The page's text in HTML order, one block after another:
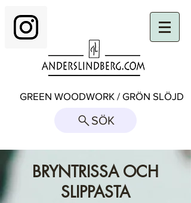
GREEN WOODWORK / GRÖN SLÖJD
SÖK
BRYNTRISSA OCH
SLIPPASTA